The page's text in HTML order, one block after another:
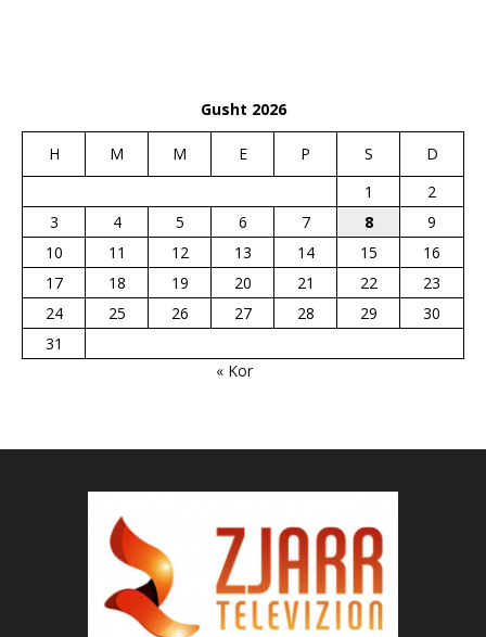
Gusht 2026
H M M E P S
D
1
2
3
4 5 6 7 8
9
10
11 12 13 14 15
16
17
18 19 20 21 22
23
24
25 26 27 28 29
30
31
« Kor